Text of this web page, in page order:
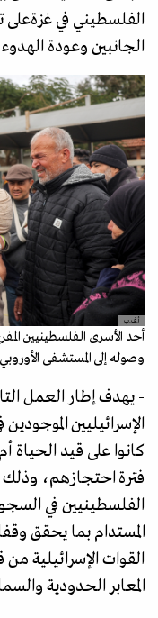
الفلسطيني في غزةعلى
الجانبين وعودة الهدوء
أ.ف.ب
أحد الأسرى الفلسطينيين
وصوله إلى المستشفى الأوروبي
- يهدف إطار العمل
الإسرائيليين
كانوا على قيد
فترة احتجازهم،
الفلسطينيين في
المستدام بما يحقق
القوات الإسرائيلية
المعابر الحدودية